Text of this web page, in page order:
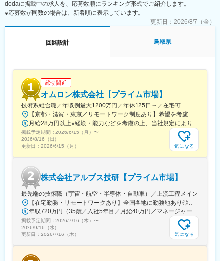
変更の範囲：本文参照
性向上に大きなネックとなっています。当社では従来から強みと
している自動設計技術に加え、回路の性能・品質を確実に保証す
るために、設計制約を反映させる「制約ドリブン設計手法」の開
ん、設計レベルの全社的な向上に広く寄与しています。
ブン機構を組み込んだ新しい設計手法を提供しています。熟練設
計者のノウハウを活かしつつ、設計期間の大幅な短縮と設計品質
の向上を実現しました。従来の設計手法と比較して設計期間を3分
の1～5分の1に短縮した実績があります。
■サポートプラットフォーム：
Windows, RedHat Linux
・職場では役職名ではなく皆"さん"付けで呼び合う風通しの良い職
場です。
・出勤服装も自由で、カジュアルな格好した職員が多いです。
・リモートワークも推進しており、自由な職場です。※リモートワ
ークの際に必要なPCなどの機器は会社支給となります。
変更の範囲：会社の定める業務
dodaに掲載中の求人を、応募数順にランキング形式でご紹介します。
※応募数が同数の場合は、新着順に表示しています。
更新日： 2026/8/7（金）
回路設計 鳥取県
締切間近
オムロン株式会社【プライム市場】
技術系総合職／年収例最大1200万円／年休125日～／在宅可
【京都・滋賀・東京／リモートワーク制度あり】希望を考慮の上、下記いずれかの拠点へ配属■京都事業所（本社）京都府京都市下京区塩小路通堀川東入 オムロン京都センタービル■綾部事業所京都府綾部市中山町鳴谷3-2■桂川事業所京都府向日市寺戸町九ノ坪53番地■京阪奈イノベーションセンタ京都府木津川市木津川台9-1 ＜けいはんな学研都市＞■草津事業所滋賀県草津市西草津2-2-1■東京事業所東京都港区港南2-3-13 品川フロントビル7F※勤務地変更の範囲：国内外の全拠点およびテレワークの就業場所※受動喫煙対策：屋内全面禁煙※当面転勤なし
月給28万円以上※経験・能力などを考慮の上、当社規定により決定します。
掲載予定期間： 2026/6/15（月） 〜
2026/8/16（日）
更新日： 2026/6/15（月） 気になる
株式会社アルプス技研【プライム市場】
最先端の技術職（宇宙・航空・半導体・自動車）／上流工程メイン
【在宅勤務・リモートワークあり】全国各地に勤務地あり◎勤務エリアはご希望を最大限考慮します。【勤務エリア】北海道・青森県・岩手県・宮城県・秋田県・山形県・福島県茨城県・栃木県・群馬県・埼玉県・千葉県・東京都・神奈川県・山梨県岐阜県・静岡県・愛知県・三重県新潟県・富山県・石川県・福井県・長野県滋賀県・京都府・大阪府・兵庫県・奈良県・和歌山県鳥取県・島根県・岡山県・広島県・山口県・徳島県福岡県・佐賀県・長崎県・熊本県・大分県・宮崎県・鹿児島県自社工場（栃木県・長野県）＼POINT／★勤務地は最大限考慮／希望に応じて自宅近くの配属先を決定★一人ひとりの希望・専門性・将来の方向性を十分に考慮し、エンジニアファーストで案件をアサイン！★配属先企業の判断により在宅勤務なども実施中※受動喫煙防止対策：屋内喫煙可能場所あり
年収720万円（35歳／入社5年目／月給40万円／マネージャー職） 年収650万円（30歳／入社3年目／月給35万円／リーダー職）
掲載予定期間： 2026/7/16（木） 〜
2026/9/16（水）
更新日： 2026/7/16（木） 気になる